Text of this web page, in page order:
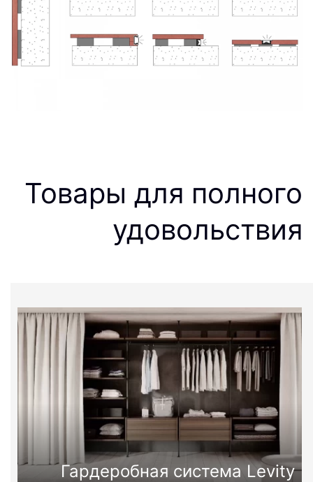
Товары для полного
удовольствия
Гардеробная система Levity